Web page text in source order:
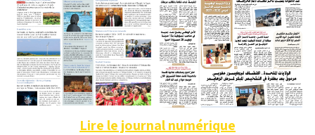
Lire le journal numérique